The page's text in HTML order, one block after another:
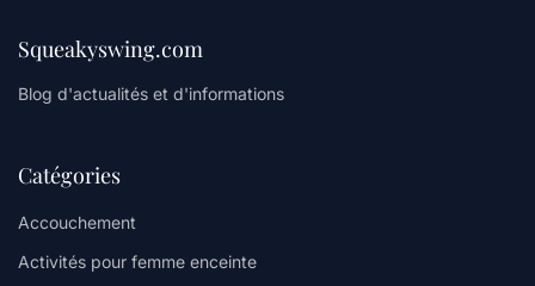
Squeakyswing.com
Blog d'actualités et d'informations
Catégories
Accouchement
Activités pour femme enceinte